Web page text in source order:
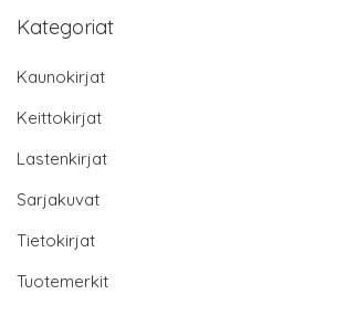
Kategoriat
Kaunokirjat
Keittokirjat
Lastenkirjat
Sarjakuvat
Tietokirjat
Tuotemerkit